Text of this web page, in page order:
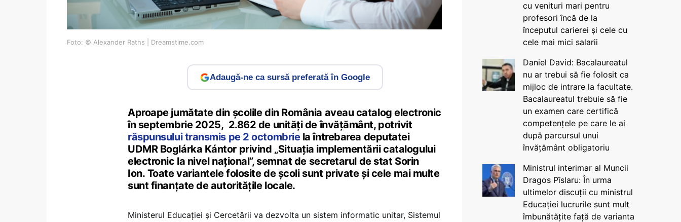
Foto: © Alexander Raths | Dreamstime.com
Adaugă-ne ca sursă preferată în Google
Aproape jumătate din școlile din România aveau catalog electronic
în septembrie 2025, 2.862 de unități de învățământ, potrivit
răspunsului transmis pe 2 octombriela întrebarea deputatei
UDMR Boglárka Kántor privind „Situația implementării catalogului
electronic la nivel național”, semnat de secretarul de stat Sorin
Ion. Toate variantele folosite de școli sunt private și cele mai multe
sunt finanțate de autoritățile locale.
Ministerul Educației și Cercetării va dezvolta un sistem informatic unitar, Sistemul
cu venituri mari pentru
profesori încă de la
începutul carierei și cele cu
cele mai mici salarii
Daniel David: Bacalaureatul
nu ar trebui să fie folosit ca
mijloc de intrare la facultate.
Bacalaureatul trebuie să fie
un examen care certifică
competențele pe care le ai
după parcursul unui
învățământ obligatoriu
Ministrul interimar al Muncii
Dragos Pîslaru: În urma
ultimelor discuții cu ministrul
Educației lucrurile sunt mult
îmbunătățite față de varianta